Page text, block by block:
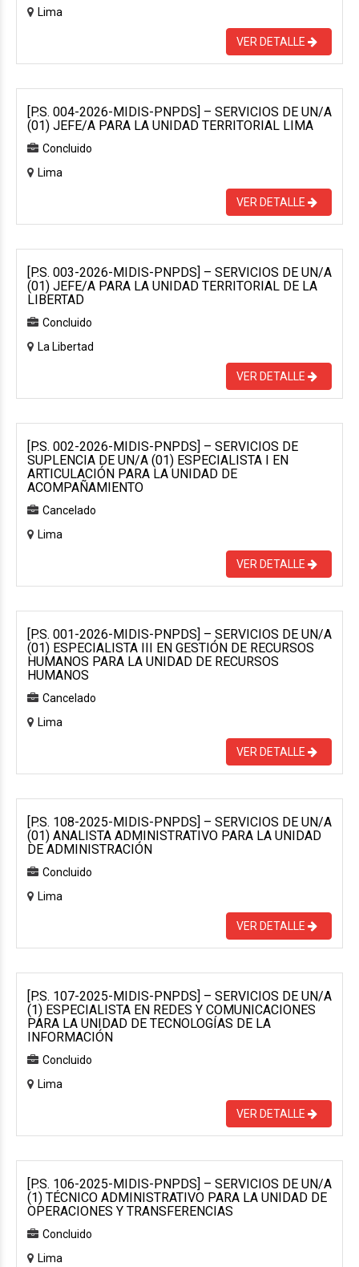
Lima
VER DETALLE
[P.S. 004-2026-MIDIS-PNPDS] – SERVICIOS DE UN/A
(01) JEFE/A PARA LA UNIDAD TERRITORIAL LIMA
Concluido
Lima
VER DETALLE
[P.S. 003-2026-MIDIS-PNPDS] – SERVICIOS DE UN/A
(01) JEFE/A PARA LA UNIDAD TERRITORIAL DE LA
LIBERTAD
Concluido
La Libertad
VER DETALLE
[P.S. 002-2026-MIDIS-PNPDS] – SERVICIOS DE
SUPLENCIA DE UN/A (01) ESPECIALISTA I EN
ARTICULACIÓN PARA LA UNIDAD DE
ACOMPAÑAMIENTO
Cancelado
Lima
VER DETALLE
[P.S. 001-2026-MIDIS-PNPDS] – SERVICIOS DE UN/A
(01) ESPECIALISTA III EN GESTIÓN DE RECURSOS
HUMANOS PARA LA UNIDAD DE RECURSOS
HUMANOS
Cancelado
Lima
VER DETALLE
[P.S. 108-2025-MIDIS-PNPDS] – SERVICIOS DE UN/A
(01) ANALISTA ADMINISTRATIVO PARA LA UNIDAD
DE ADMINISTRACIÓN
Concluido
Lima
VER DETALLE
[P.S. 107-2025-MIDIS-PNPDS] – SERVICIOS DE UN/A
(1) ESPECIALISTA EN REDES Y COMUNICACIONES
PARA LA UNIDAD DE TECNOLOGÍAS DE LA
INFORMACIÓN
Concluido
Lima
VER DETALLE
[P.S. 106-2025-MIDIS-PNPDS] – SERVICIOS DE UN/A
(1) TÉCNICO ADMINISTRATIVO PARA LA UNIDAD DE
OPERACIONES Y TRANSFERENCIAS
Concluido
Lima